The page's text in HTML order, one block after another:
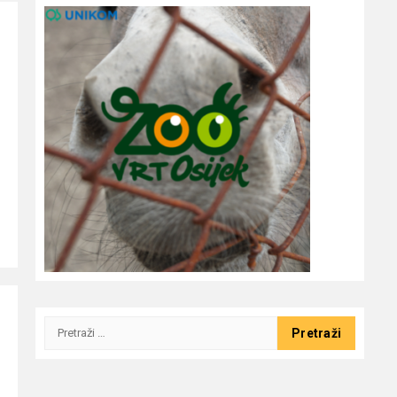
Pretraži: